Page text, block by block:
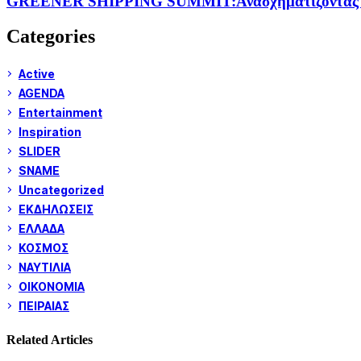
Categories
Active
AGENDA
Entertainment
Inspiration
SLIDER
SNAME
Uncategorized
ΕΚΔΗΛΩΣΕΙΣ
ΕΛΛΑΔΑ
ΚΟΣΜΟΣ
ΝΑΥΤΙΛΙΑ
ΟΙΚΟΝΟΜΙΑ
ΠΕΙΡΑΙΑΣ
Related Articles